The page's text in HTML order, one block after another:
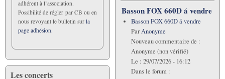
adhérent à l’association.
Possibilité de régler par CB ou en
nous revoyant le bulletin sur la
page adhésion.
Les concerts
Basson FOX 660D á vendre
Basson FOX 660D á vendre
ParAnonyme
Nouveau commentaire de :
Anonyme (non vérifié)
Le : 29/07/2026 - 16:12
Dans le forum :